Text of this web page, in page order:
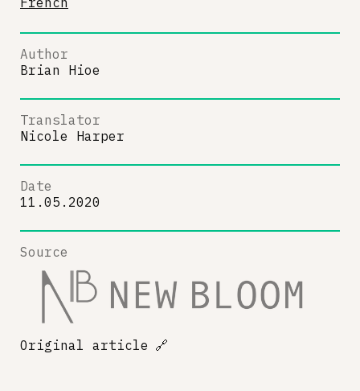
Author
Brian Hioe
Translator
Nicole Harper
Date
11.05.2020
Source
Original article 🔗